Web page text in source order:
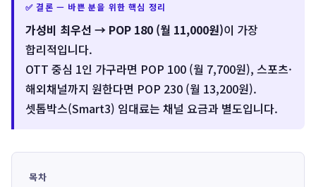
✅ 결론 — 바쁜 분을 위한 핵심 정리
가성비 최우선 → POP 180 (월 11,000원)이 가장
합리적입니다.
OTT 중심 1인 가구라면 POP 100 (월 7,700원), 스포츠·
해외채널까지 원한다면 POP 230 (월 13,200원).
셋톱박스(Smart3) 임대료는 채널 요금과 별도입니다.
목차